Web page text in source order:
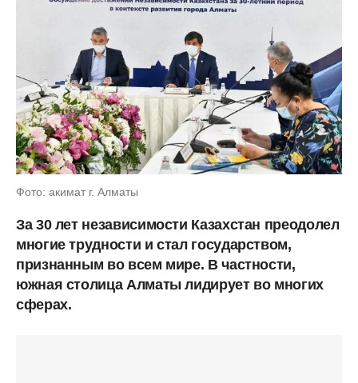
Фото: акимат г. Алматы
За 30 лет независимости Казахстан преодолел
многие трудности и стал государством,
признанным во всем мире. В частности,
южная столица Алматы лидирует во многих
сферах.